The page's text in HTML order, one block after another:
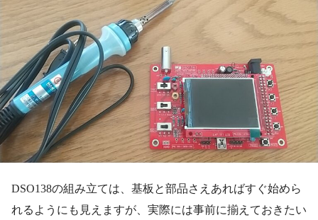
DSO138の組み立ては、基板と部品さえあればすぐ始めら
れるようにも見えますが、実際には事前に揃えておきたい